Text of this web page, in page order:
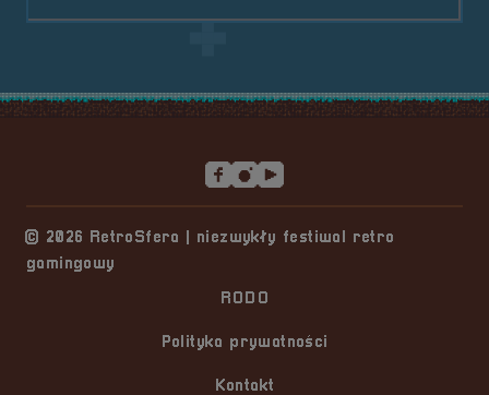
© 2026 RetroSfera | niezwykły festiwal retro
gamingowy
RODO
Polityka prywatności
Kontakt